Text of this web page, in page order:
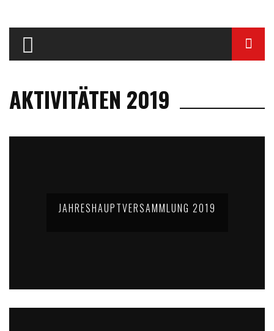
AKTIVITÄTEN 2019
JAHRESHAUPTVERSAMMLUNG 2019